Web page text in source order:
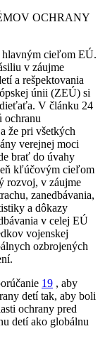
OCHRANY
hlavným cieľom EÚ.
v záujme
a rešpektovania
únii (ZEÚ) si
V článku 24
ochranu
že pri všetkých
verejnej moci
brať do úvahy
kľúčovým cieľom
rozvoj, v záujme
zanedbávania,
a dôkazy
v celej EÚ
vojenskej
ozbrojených
19 , aby
detí tak, aby boli
ochrany pred
detí ako globálnu